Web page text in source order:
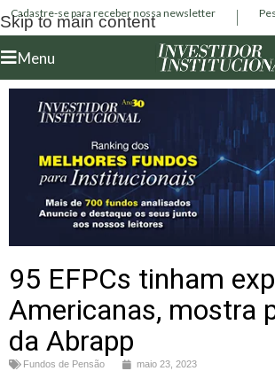
Skip to main content
Cadastre-se para receber nossa newsletter
Menu
95 EFPCs tinham
Americanas, mostra
da Abrapp
Fundos de Pensão maio 23, 2023